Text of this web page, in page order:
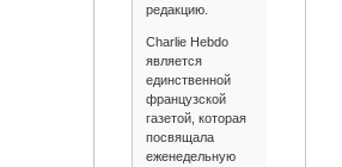
редакцию.
Charlie Hebdo
является
единственной
французской
газетой, которая
посвящала
еженедельную